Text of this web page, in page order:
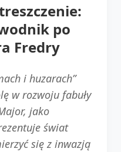
po
Fredry
i huzarach”
w rozwoju fabuły
jako
świat
się z inwazją